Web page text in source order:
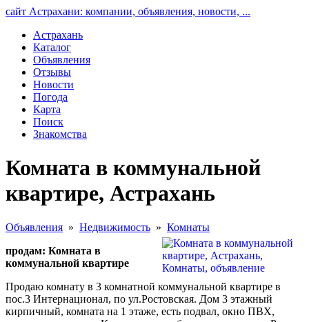
сайт Астрахани: компании, объявления, новости, ...
Астрахань
Каталог
Объявления
Отзывы
Новости
Погода
Карта
Поиск
Знакомства
Комната в коммунальной
квартире, Астрахань
Объявления » Недвижимость » Комнаты
продам: Комната в
коммунальной квартире
Продаю комнату в 3 комнатной коммунальной квартире в
пос.3 Интернационал, по ул.Ростовская. Дом 3 этажный
кирпичный, комната на 1 этаже, есть подвал, окно ПВХ,